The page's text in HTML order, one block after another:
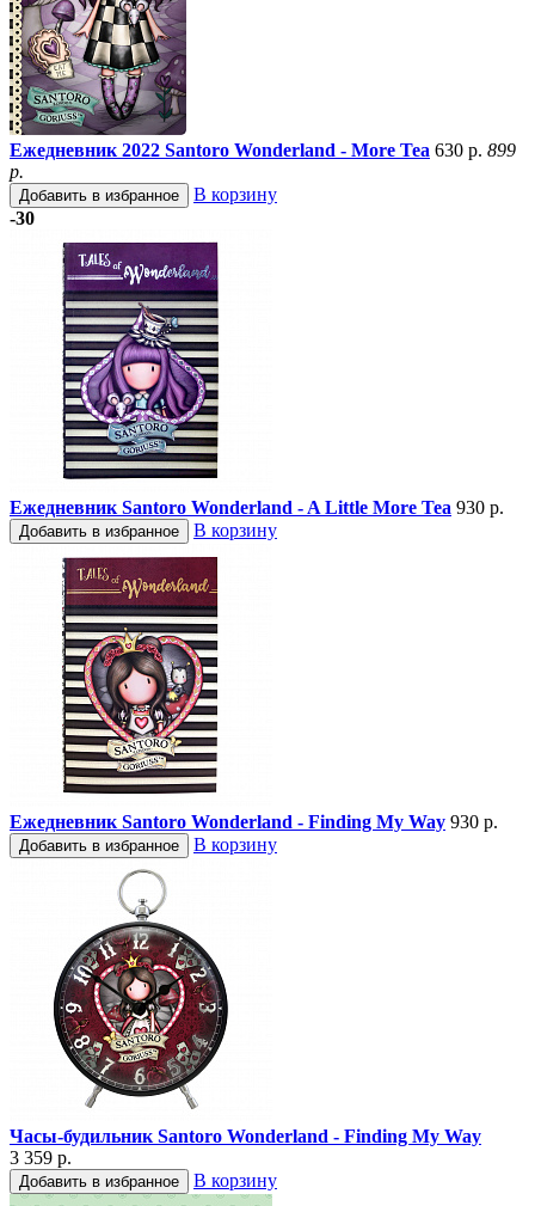
Ежедневник 2022 Santoro Wonderland - More Tea 630 р. 899
р.
Добавить в избранное
В корзину
-30
Ежедневник Santoro Wonderland - A Little More Tea 930 р.
Добавить в избранное В корзину
Ежедневник Santoro Wonderland - Finding My Way 930 р.
Добавить в избранное В корзину
Часы-будильник Santoro Wonderland - Finding My Way
3 359 р.
Добавить в избранное В корзину